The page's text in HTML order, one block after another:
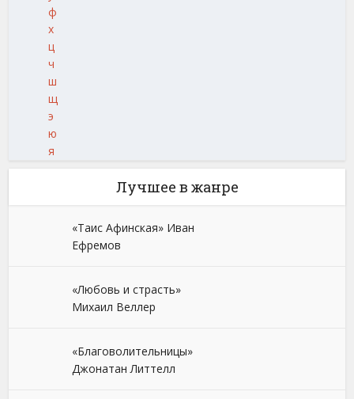
ф
х
ц
ч
ш
щ
э
ю
я
Лучшее в жанре
«Таис Афинская» Иван
Ефремов
«Любовь и страсть»
Михаил Веллер
«Благоволительницы»
Джонатан Литтелл